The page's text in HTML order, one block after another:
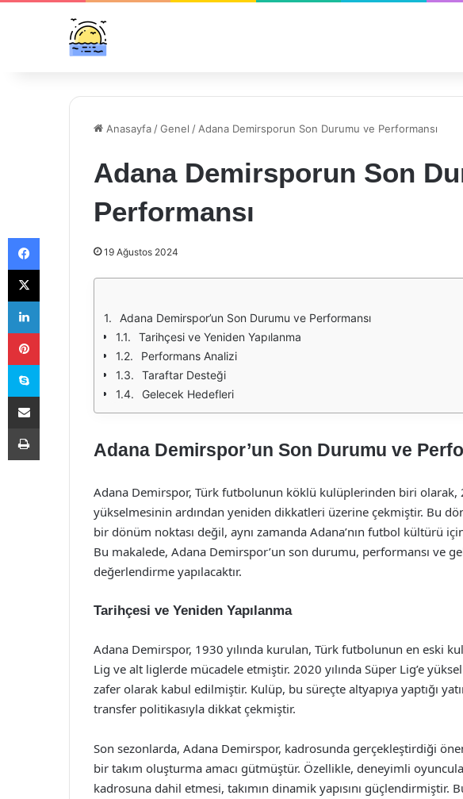
Anasayfa /Genel / Adana Demirsporun Son Durumu ve Performansı
Adana Demirsporun Son
Performansı
19 Ağustos 2024
Adana Demirspor’un Son Durumu ve Performansı
Tarihçesi ve Yeniden Yapılanma
Performans Analizi
Taraftar Desteği
Gelecek Hedefleri
Adana Demirspor’un Son Durumu ve
Adana Demirspor, Türk futbolunun köklü kulüplerinden biri olarak,
yükselmesinin ardından yeniden dikkatleri üzerine çekmiştir. Bu
bir dönüm noktası değil, aynı zamanda Adana’nın futbol kültürü
Bu makalede, Adana Demirspor’un son durumu, performansı ve
değerlendirme yapılacaktır.
Tarihçesi ve Yeniden Yapılanma
Adana Demirspor, 1930 yılında kurulan, Türk futbolunun en eski
Lig ve alt liglerde mücadele etmiştir. 2020 yılında Süper Lig’e
zafer olarak kabul edilmiştir. Kulüp, bu süreçte altyapıya yaptığı
transfer politikasıyla dikkat çekmiştir.
Son sezonlarda, Adana Demirspor, kadrosunda gerçekleştirdiği
bir takım oluşturma amacı gütmüştür. Özellikle, deneyimli
kadrosuna dahil etmesi, takımın dinamik yapısını
Facebook
X
LinkedIn
Pinterest
Skype
E-Posta ile paylaş